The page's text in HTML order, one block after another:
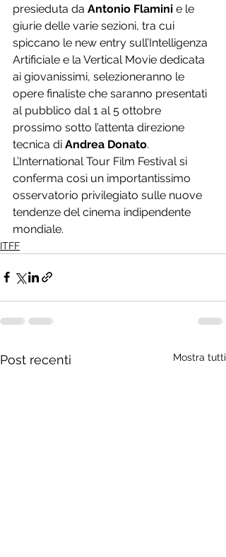
presieduta da Antonio Flamini e le
giurie delle varie sezioni, tra cui
spiccano le new entry sull’Intelligenza
Artificiale e la Vertical Movie dedicata
ai giovanissimi, selezioneranno le
opere finaliste che saranno presentati
al pubblico dal 1 al 5 ottobre
prossimo sotto l’attenta direzione
tecnica di Andrea Donato.
L’International Tour Film Festival si
conferma così un importantissimo
osservatorio privilegiato sulle nuove
tendenze del cinema indipendente
mondiale.
ITFF
Post recenti Mostra tutti